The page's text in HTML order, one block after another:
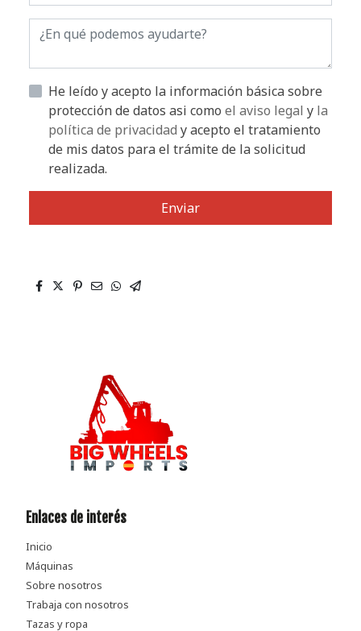
He leído y acepto la información básica sobre
protección de datos asi como el aviso legal y la
política de privacidad y acepto el tratamiento
de mis datos para el trámite de la solicitud
realizada.
Enviar
Enlaces de interés
Inicio
Máquinas
Sobre nosotros
Trabaja con nosotros
Tazas y ropa